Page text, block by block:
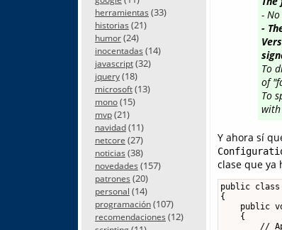
herramientas (33)
historias (21)
humor(24)
inocentadas (14)
javascript(32)
jquery(18)
microsoft(13)
mono(15)
mvp(21)
navidad(11)
netcore (27)
noticias (38)
novedades (157)
patrones (20)
personal (14)
programación(107)
recomendaciones (12)
-
-
To
of
To
Y ahora sí
clase que ya
public class
{
public
    {
//